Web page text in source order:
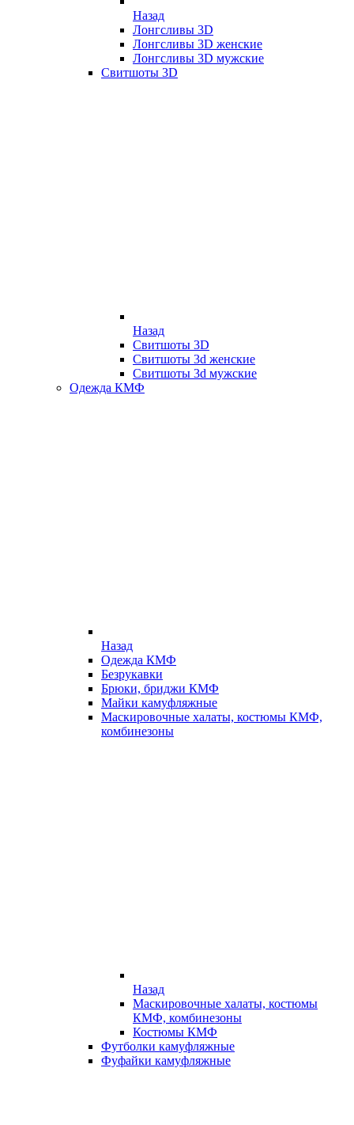
Назад
Лонгсливы 3D
Лонгсливы 3D женские
Лонгсливы 3D мужские
Свитшоты 3D
Назад
Свитшоты 3D
Свитшоты 3d женские
Свитшоты 3d мужские
Одежда КМФ
Назад
Одежда КМФ
Безрукавки
Брюки, бриджи КМФ
Майки камуфляжные
Маскировочные халаты, костюмы КМФ,
комбинезоны
Назад
Маскировочные халаты, костюмы
КМФ, комбинезоны
Костюмы КМФ
Футболки камуфляжные
Фуфайки камуфляжные